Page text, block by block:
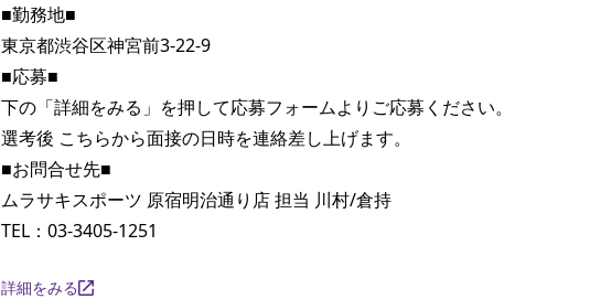
■勤務地■
東京都渋谷区神宮前3-22-9
■応募■
下の「詳細をみる」を押して応募フォームよりご応募ください。
選考後 こちらから面接の日時を連絡差し上げます。
■お問合せ先■
ムラサキスポーツ 原宿明治通り店 担当 川村/倉持
TEL：03-3405-1251
詳細をみる